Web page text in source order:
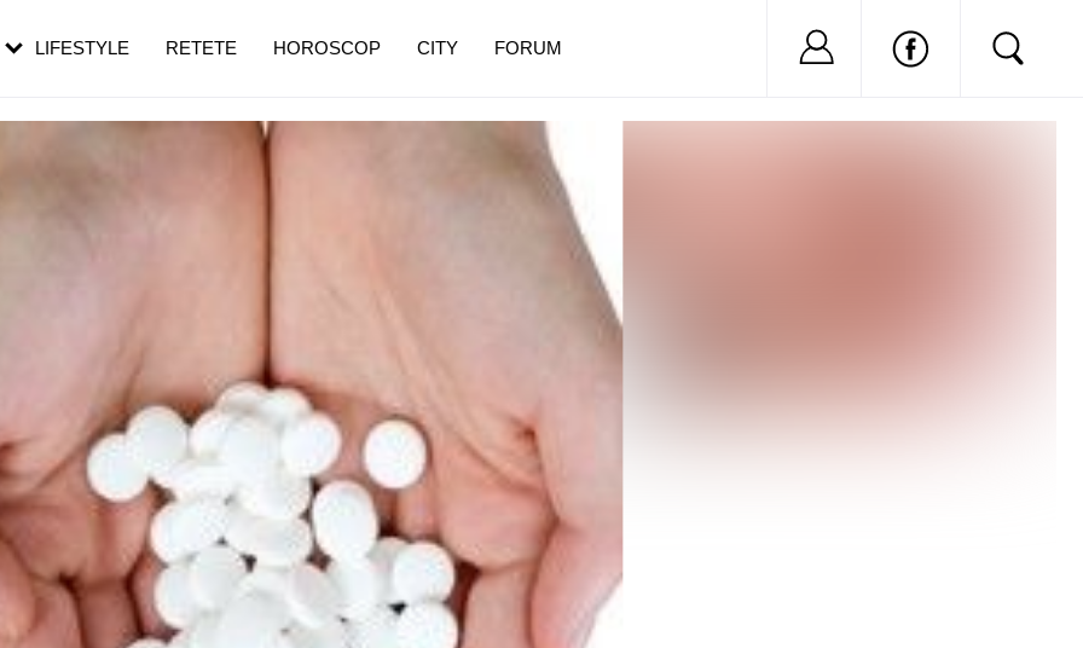
LIFESTYLE RETETE HOROSCOP CITY FORUM Nu ai cont?
îl ignoră
la medic